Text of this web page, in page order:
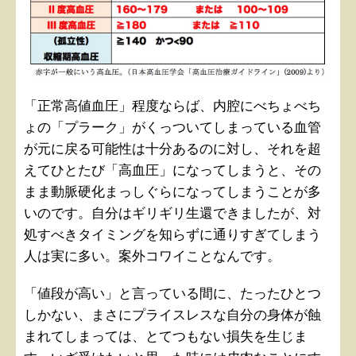
「正常高値血圧」程度ならば、内腔にべちょべち
ょの「プラーク」がくっついてしまっている血管
が元に戻る可能性は十分あるのに対し、それを超
えてひとたび「高血圧」になってしまうと、その
まま動脈硬化まっしぐらになってしまうことが多
いのです。自分はギリギリ生還できましたが、対
処すべきタイミングを知らずに通りすぎてしまう
人は実に多い。案外コワイことなんです。
「値段が高い」と言っている間に、たったひとつ
しかない、まさにプライスレスな自分の身体が蝕
まれてしまっては、とてつもない損失を生じま